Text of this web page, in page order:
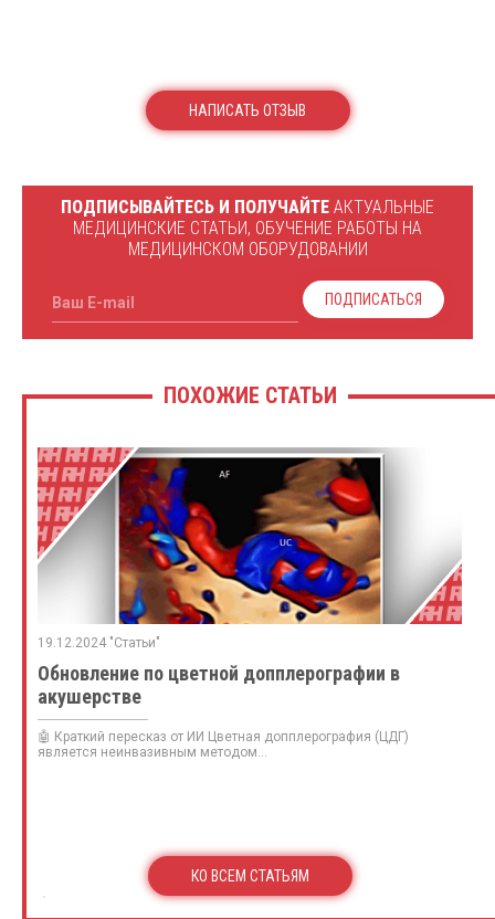
НАПИСАТЬ ОТЗЫВ
ПОДПИСЫВАЙТЕСЬ И ПОЛУЧАЙТЕ АКТУАЛЬНЫЕ
МЕДИЦИНСКИЕ СТАТЬИ, ОБУЧЕНИЕ РАБОТЫ НА
МЕДИЦИНСКОМ ОБОРУДОВАНИИ
Ваш E-mail ПОДПИСАТЬСЯ
ПОХОЖИЕ СТАТЬИ
19.12.2024 "Статьи"
Обновление по цветной допплерографии в
акушерстве
🤖 Краткий пересказ от ИИ Цветная допплерография (ЦДГ)
является неинвазивным методом...
КО ВСЕМ СТАТЬЯМ